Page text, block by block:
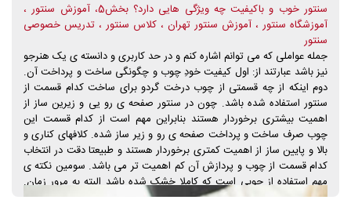
هنگام حمل ساز). استثناعاتی نیز وجود دارد. در موارد نادری دیده می شود
سنتوری که در آن از چوب خوبی استفاده شده باشد و حتا اگر از لحاظ
مهندسی و کیفیت مواد به کار رفته در آن از درجه مرغوبیت متوسطی هم
استفاده نشده باشد با این حال صدای ساز، مطلوب و استاندارد است گاهی
ساز در حد ساز درجه یک و گاهی در حد یک ساز درجه 2 می باشد. در واقع
از این توضیحات مشخص می شود که: "مهندسی ساخت ساز" با پیش نیاز
چوب خوب در درجه اول اهمیت، نسبت به ظاهر و مواد به کار رفته ی آن
است.
سنتور خوب و باکیفیت چه ویژگی هایی دارد؟ بخش5، آموزش سنتور ،
آموزشگاه سنتور ، آموزش سنتور تهران ، کلاس سنتور ، تدریس خصوصی
سنتور
جمله عواملی که می توانم اشاره کنم و در حد کاربری و دانسته ی یک هنرجو
نیز باشد عبارتند از: اول کیفیت خودِ چوب و چگونگی ساخت و پرداخت آن.
دوم اینکه از چه قسمتی از چوب درخت گردو برای ساخت کدام قسمت از
سنتور استفاده شده باشد. چون در سنتور صفحه ی رو یی و زیرین ساز از
اهمیت بیشتری برخوردار هستند بنابراین مهم است از کدام قسمت این
چوب صرف ساخت و پرداخت صفحه ی رو و زیر ساز شده. کلافهای کناری و
بالا و پایین ساز از اهمیت کمتری برخوردار هستند و طبیعتا دقت در انتخاب
کدام قسمت از چوب و پردازش آن کم اهمیت تر می باشد. سومین نکته ی
مهم استفاده از چوبی است که کاملا خشک شده باشد البته به مرور زمان.
چوبی که برای استفاده از درخت بریده می شود معمولا چندین و چند سال